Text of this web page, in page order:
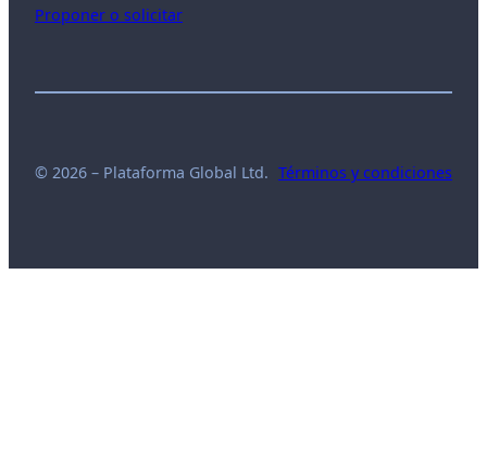
Proponer o solicitar
© 2026 – Plataforma Global Ltd. Términos y condiciones